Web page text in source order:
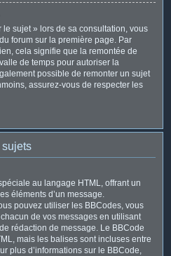
sujet » lors de sa consultation, vous
forum sur la première page. Par
cela signifie que la remontée de
de temps pour autoriser la
possible de remonter un sujet
assurez-vous de respecter les
sujets
au langage HTML, offrant un
éléments d’un message.
pouvez utiliser les BBCodes, vous
de vos messages en utilisant
rédaction de message. Le BBCode
mais les balises sont incluses entre
plus d’informations sur le BBCode,